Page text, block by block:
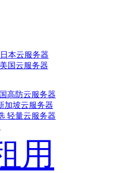
日本云服务器
美国云服务器
高防云服务器
加坡云服务器
轻量云服务器
用